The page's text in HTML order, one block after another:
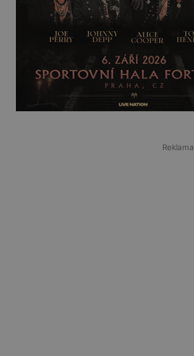
Reklama